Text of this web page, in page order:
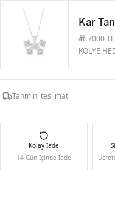
Kar
🎁 7000 TL
KOLYE
Tahmini teslimat
Kolay İade
14 Gün İçinde İade